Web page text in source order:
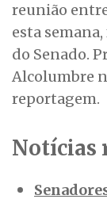
reunião
esta
do Senado.
Alcolumbre
reportagem.
Notícias